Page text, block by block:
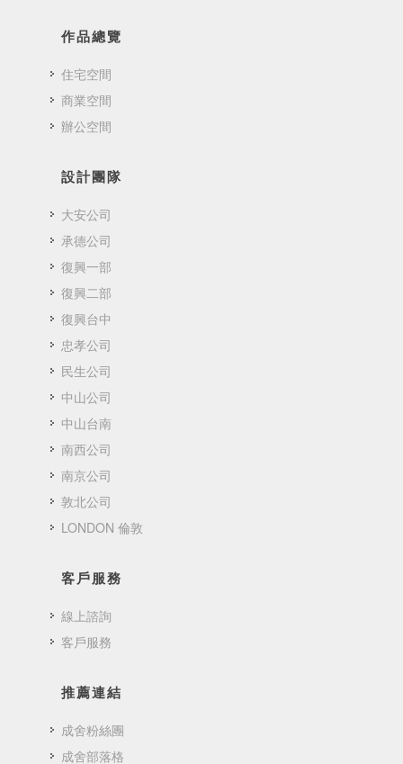
作品總覽
住宅空間
商業空間
辦公空間
設計團隊
大安公司
承德公司
復興一部
復興二部
復興台中
忠孝公司
民生公司
中山公司
中山台南
南西公司
南京公司
敦北公司
LONDON 倫敦
客戶服務
線上諮詢
客戶服務
推薦連結
成舍粉絲團
成舍部落格